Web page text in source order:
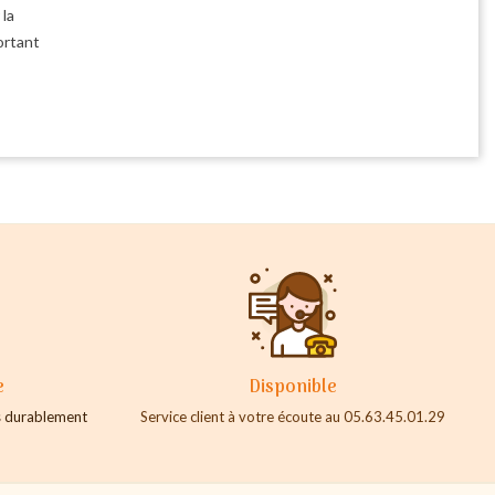
durablement
Disponible
Service client à votre écoute au 05.63.45.01.29